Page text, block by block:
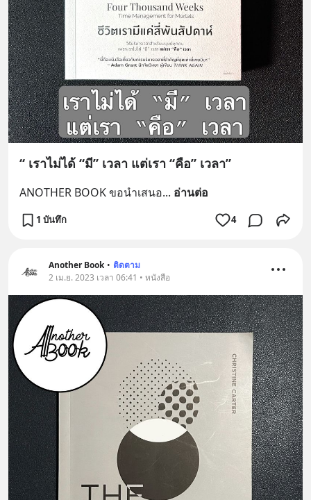
“ เราไม่ได้ “มี” เวลา แต่เรา “คือ” เวลา”
ANOTHER BOOK ขอนำเสนอ... อ่านต่อ
1 บันทึก 4
Another Book • ติดตาม
2 เม.ย. 2023 เวลา 06:41 • หนังสือ